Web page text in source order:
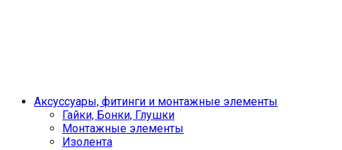
Аксуссуары, фитинги и монтажные элементы
Гайки, Бонки, Глушки
Монтажные элементы
Изолента